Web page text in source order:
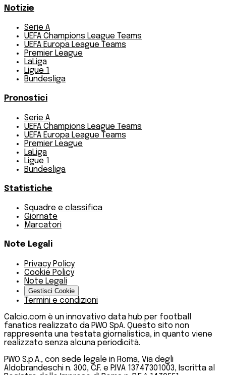
Notizie
Serie A
UEFA Champions League Teams
UEFA Europa League Teams
Premier League
LaLiga
Ligue 1
Bundesliga
Pronostici
Serie A
UEFA Champions League Teams
UEFA Europa League Teams
Premier League
LaLiga
Ligue 1
Bundesliga
Statistiche
Squadre e classifica
Giornate
Marcatori
Note Legali
Privacy Policy
Cookie Policy
Note Legali
Gestisci Cookie
Termini e condizioni
Calcio.com è un innovativo data hub per football
fanatics realizzato da PWO SpA. Questo sito non
rappresenta una testata giornalistica, in quanto viene
realizzato senza alcuna periodicità.
PWO S.p.A., con sede legale in Roma, Via degli
Aldobrandeschi n. 300, C.F. e P.IVA 13747301003, Iscritta al